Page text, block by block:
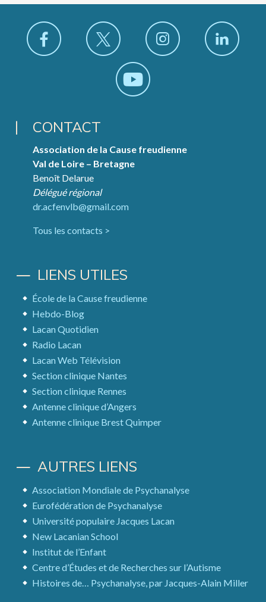
CONTACT
Association de la Cause freudienne
Val de Loire – Bretagne
Benoît Delarue
Délégué régional
dr.acfenvlb@gmail.com
Tous les contacts >
LIENS UTILES
École de la Cause freudienne
Hebdo-Blog
Lacan Quotidien
Radio Lacan
Lacan Web Télévision
Section clinique Nantes
Section clinique Rennes
Antenne clinique d’Angers
Antenne clinique Brest Quimper
AUTRES LIENS
Association Mondiale de Psychanalyse
Eurofédération de Psychanalyse
Université populaire Jacques Lacan
New Lacanian School
Institut de l’Enfant
Centre d’Études et de Recherches sur l’Autisme
Histoires de… Psychanalyse, par Jacques-Alain Miller